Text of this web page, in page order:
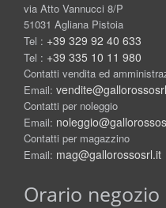
via Atto Vannucci 8/P
51031 Agliana Pistoia
Tel : +39 329 92 40 633
Tel : +39 335 10 11 980
Contatti vendita ed
Email:
Contatti per noleggio
Email:
Contatti per magazzino
Email: mag@gallorossosrl.it
Orario negozio